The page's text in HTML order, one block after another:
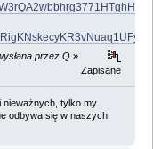
przez Q »
Zapisane
tylko my
odbywa się w naszych